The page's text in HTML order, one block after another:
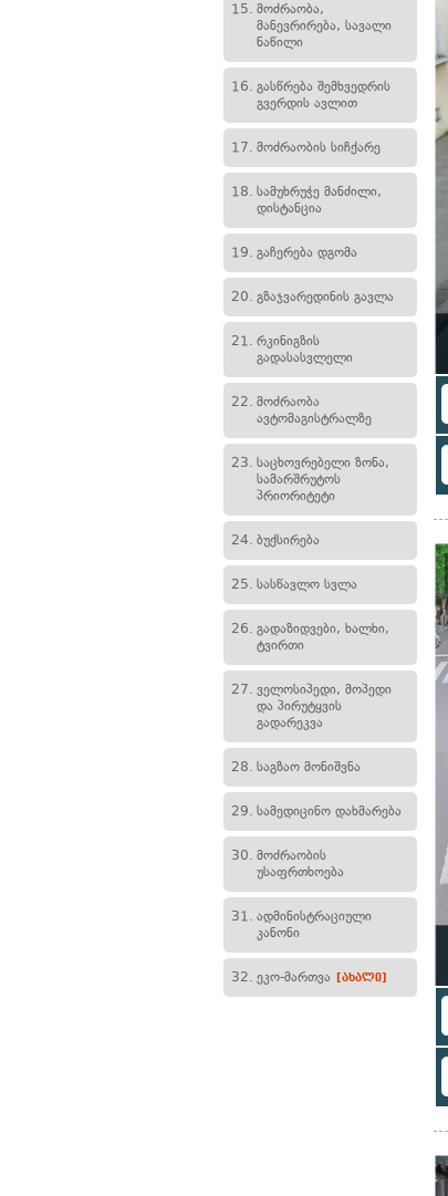
15. მოძრაობა,
მანევრირება, სავალი
ნაწილი
16. გასწრება შემხვედრის
გვერდის ავლით
17. მოძრაობის სიჩქარე
18. სამუხრუჭე მანძილი,
დისტანცია
19. გაჩერება დგომა
20. გზაჯვარედინის გავლა
21. რკინიგზის
გადასასვლელი
22. მოძრაობა
ავტომაგისტრალზე
23. საცხოვრებელი ზონა,
სამარშრუტოს
პრიორიტეტი
24. ბუქსირება
25. სასწავლო სვლა
26. გადაზიდვები, ხალხი,
ტვირთი
27. ველოსიპედი, მოპედი
და პირუტყვის
გადარეკვა
28. საგზაო მონიშვნა
29. სამედიცინო დახმარება
30. მოძრაობის
უსაფრთხოება
31. ადმინისტრაციული
კანონი
32. ეკო-მართვა [ახალი]